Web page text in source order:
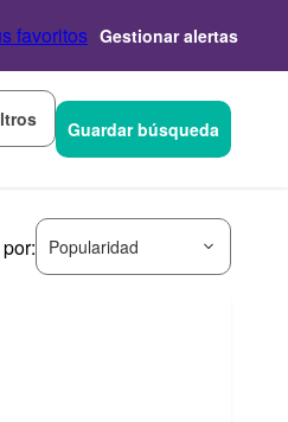
favoritos Gestionar alertas
Guardar búsqueda
Popularidad